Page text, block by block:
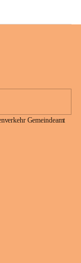
Gemeindeamt